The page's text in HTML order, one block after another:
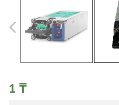
1 ₸